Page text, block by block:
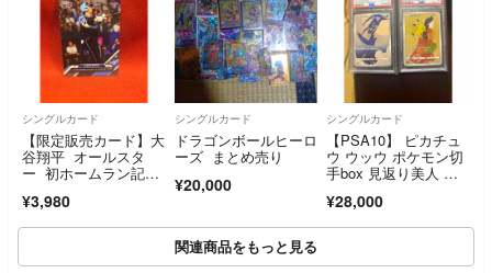
シングルカード
【限定販売カード】大
谷翔平 オールスタ
ー 初ホームラン記念
¥3,980
シングルカード
ドラゴンボールヒーロ
ーズ まとめ売り
¥20,000
シングルカード
【PSA10】 ピカチュ
ウ ウッウ ポケモン切
手box 見返り美人 プ
¥28,000
関連商品をもっと見る